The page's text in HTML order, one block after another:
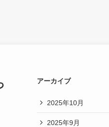
アーカイブ
2025年10月
2025年9月